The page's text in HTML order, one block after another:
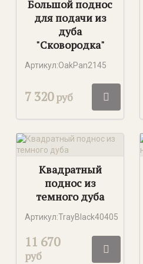
Большой поднос
для подачи из
дуба
"Сковородка"
Артикул:OakPan2145
7 320руб
Квадратный
поднос из
темного дуба
Артикул:TrayBlack40405
11 670
руб